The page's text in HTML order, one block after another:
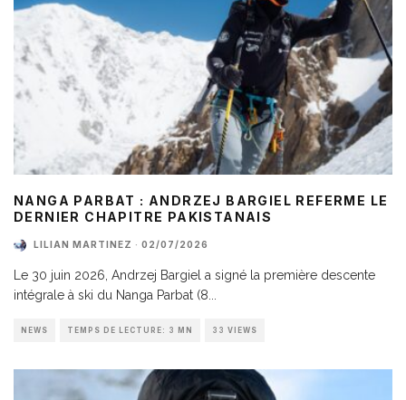
NANGA PARBAT : ANDRZEJ BARGIEL REFERME LE
DERNIER CHAPITRE PAKISTANAIS
LILIAN MARTINEZ · 02/07/2026
Le 30 juin 2026, Andrzej Bargiel a signé la première descente
intégrale à ski du Nanga Parbat (8
NEWS TEMPS DE LECTURE: 3 MN 33 VIEWS